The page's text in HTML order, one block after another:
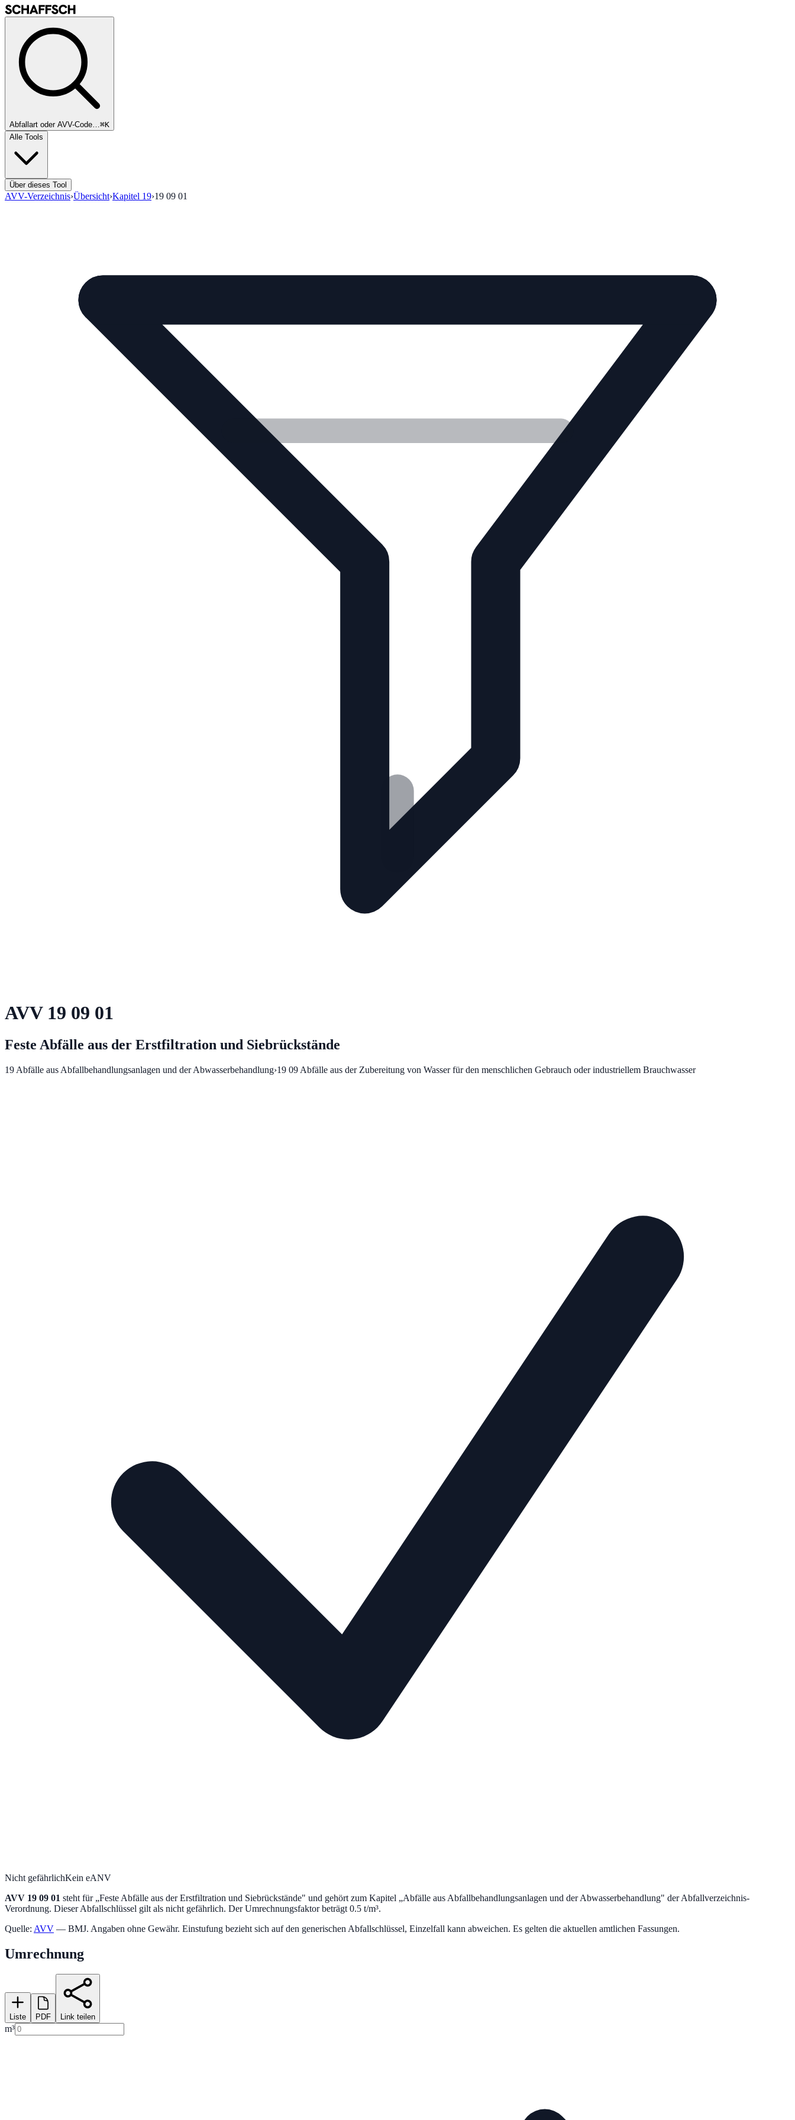
Abfallart oder AVV-Code…⌘K
Alle Tools
Über dieses Tool
AVV-Verzeichnis›Übersicht›Kapitel 19›19 09 01
AVV 19 09 01
Feste Abfälle aus der Erstfiltration und Siebrückstände
19 Abfälle aus Abfallbehandlungsanlagen und der Abwasserbehandlung›19 09 Abfälle aus der Zubereitung von Wasser für den menschlichen Gebrauch oder industriellem Brauchwasser
Nicht gefährlichKein eANV
AVV 19 09 01 steht für „Feste Abfälle aus der Erstfiltration und Siebrückstände" und gehört zum Kapitel „Abfälle aus Abfallbehandlungsanlagen und der Abwasserbehandlung" der Abfallverzeichnis-
Verordnung. Dieser Abfallschlüssel gilt als nicht gefährlich. Der Umrechnungsfaktor beträgt 0.5 t/m³.
Quelle: AVV — BMJ. Angaben ohne Gewähr. Einstufung bezieht sich auf den generischen Abfallschlüssel, Einzelfall kann abweichen. Es gelten die aktuellen amtlichen Fassungen.
Umrechnung
Liste PDF Link teilen
m³